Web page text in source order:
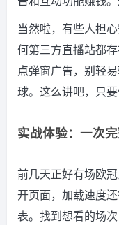
当然啦，有些人担
何第三方直播站都
点弹窗广告，别轻
球。这么讲吧，只
实战体验：一次
前几天正好有场欧
开页面，加载速度
表。找到想看的场